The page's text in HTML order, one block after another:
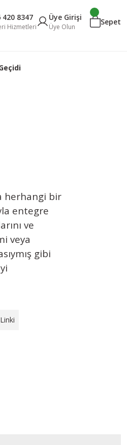
420 8347
Hizmetleri
Üye Girişi
Üye Olun
Sepet
herhangi bir
entegre
ve
veya
gibi